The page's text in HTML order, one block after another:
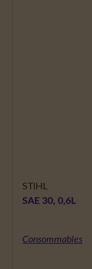
STIHL
SAE 30, 0,6L
Consommables